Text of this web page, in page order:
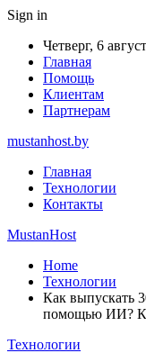
Sign in
Четверг, 6
Главная
Помощь
Клиентам
Партнерам
mustanhost.by
Главная
Технологии
Контакты
MustanHost
Home
Технологии
Как выпускать
помощью ИИ?
Технологии